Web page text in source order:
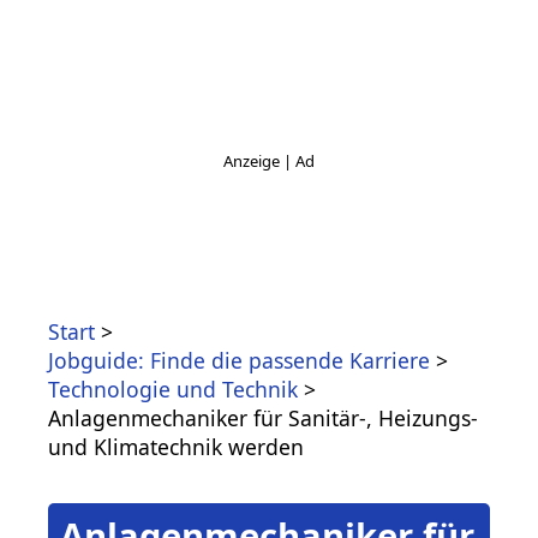
Start
Jobguide: Finde die passende Karriere
Technologie und Technik
Anlagenmechaniker für Sanitär-, Heizungs-
und Klimatechnik werden